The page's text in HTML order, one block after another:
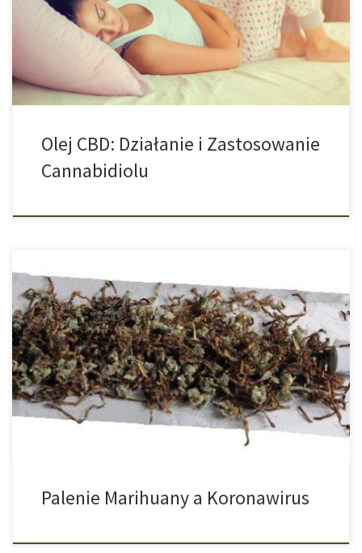
produkty z kannabidiolem, w skrócie CBD, czyli składnikiem rośliny
konopi. Wielu osobom marihuana kojarzy się przede wszystkim z
narkotykami – ale to ma się zmienić. […]
Olej CBD: Działanie i Zastosowanie
Cannabidiolu
Eksperci ostrzegają przed zwiększonym niebezpieczeństwem
Palenie substancji, czy to tytoniowych czy też marihuany,
niekoniecznie jest idealną formą konsumpcji. Papierosy z tytoniem
zawierają ponad 70 szkodliwych substancji, które, jak wykazano,
powodują raka. Oczywiście wdychanie dymu z jointów też nie jest
zdrowe, zwłaszcza, że ludzie chętnie dodają tytoń do produktów
konopnych. Teraz […]
Palenie Marihuany a Koronawirus